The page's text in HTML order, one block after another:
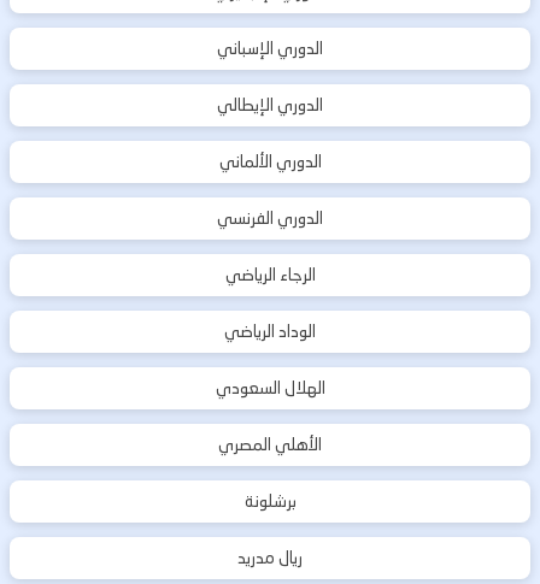
الدوري الإسباني
الدوري الإيطالي
الدوري الألماني
الدوري الفرنسي
الرجاء الرياضي
الوداد الرياضي
الهلال السعودي
الأهلي المصري
برشلونة
ريال مدريد